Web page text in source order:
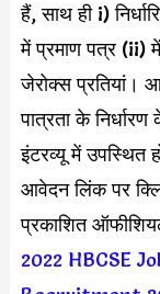
हैं, साथ ही i)
में प्रमाण पत्र (ii)
जेरोक्स प्रतियां।
पात्रता के
इंटरव्यू में उपस्थित
आवेदन लिंक पर
प्रकाशित
2022 HBCSE